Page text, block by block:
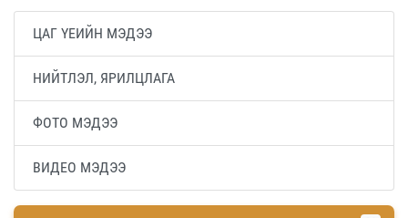
ЦАГ ҮЕИЙН МЭДЭЭ
НИЙТЛЭЛ, ЯРИЛЦЛАГА
ФОТО МЭДЭЭ
ВИДЕО МЭДЭЭ